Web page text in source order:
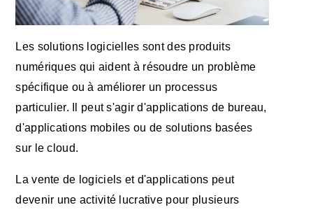
Les solutions logicielles sont des produits
numériques qui aident à résoudre un problème
spécifique ou à améliorer un processus
particulier. Il peut s'agir d'applications de bureau,
d'applications mobiles ou de solutions basées
sur le cloud.
La vente de logiciels et d'applications peut
devenir une activité lucrative pour plusieurs